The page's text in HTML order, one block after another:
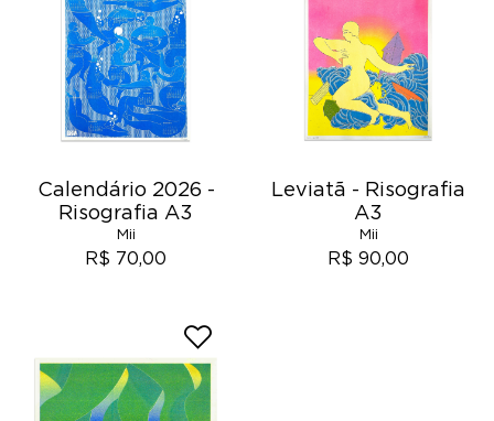
Calendário 2026 -
Risografia A3
Mii
R$ 70,00
Leviatã - Risografia
A3
Mii
R$ 90,00